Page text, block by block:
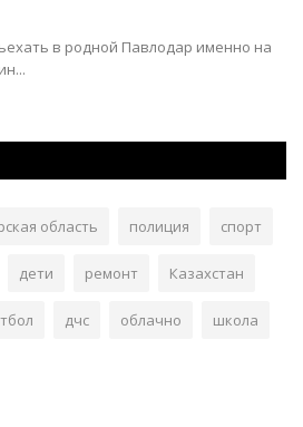
в родной Павлодар именно на
область полиция спорт
дети ремонт Казахстан
дчс облачно школа